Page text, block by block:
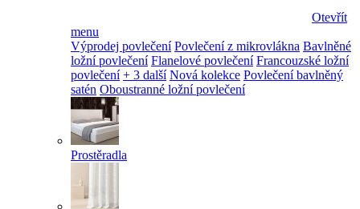
Otevřít
menu
Výprodej povlečení Povlečení z mikrovlákna Bavlněné
ložní povlečení Flanelové povlečení Francouzské ložní
povlečení + 3 další Nová kolekce Povlečení bavlněný
satén Oboustranné ložní povlečení
Prostěradla